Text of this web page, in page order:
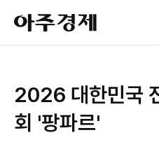
아
주
경
2026 대한민국
회 '팡파르'